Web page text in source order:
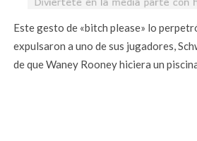
Este gesto de «bitch please» lo
expulsaron a uno de sus jugadores,
de que Waney Rooney hiciera un